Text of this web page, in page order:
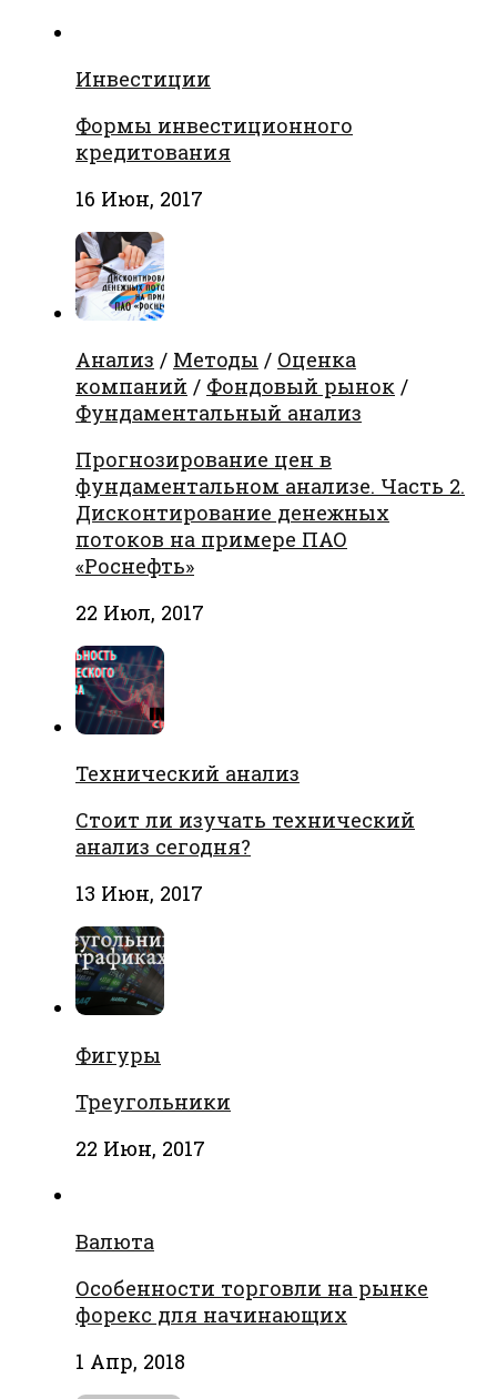
Инвестиции
Формы инвестиционного
кредитования
16 Июн, 2017
Анализ / Методы / Оценка
компаний / Фондовый рынок /
Фундаментальный анализ
Прогнозирование цен в
фундаментальном анализе. Часть 2.
Дисконтирование денежных
потоков на примере ПАО
«Роснефть»
22 Июл, 2017
Технический анализ
Стоит ли изучать технический
анализ сегодня?
13 Июн, 2017
Фигуры
Треугольники
22 Июн, 2017
Валюта
Особенности торговли на рынке
форекс для начинающих
1 Апр, 2018